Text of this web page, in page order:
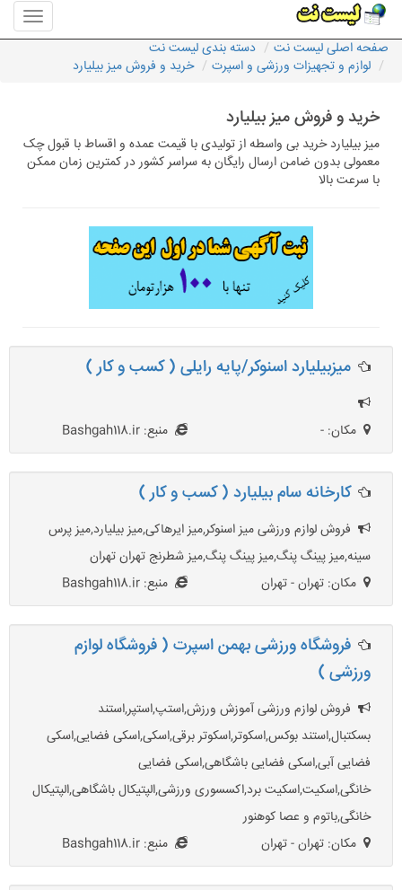
منوی
سایت
صفحه اصلی لیست نت
دسته بندی لیست نت
لوازم و تجهیزات ورزشی و اسپرت
خرید و فروش میز بیلیارد
خرید و فروش میز بیلیارد
میز بیلیارد خرید بی واسطه از تولیدی با قیمت عمده و اقساط با قبول چک
معمولی بدون ضامن ارسال رایگان به سراسر کشور در کمترین زمان ممکن
با سرعت بالا
میزبیلیارد اسنوکر/پایه رایلی ( کسب و کار )
مکان: - منبع: Bashgah118.ir
کارخانه سام بیلیارد ( کسب و کار )
فروش لوازم ورزشی میز اسنوکر,میز ایرهاکی,میز بیلیارد,میز پرس
سینه,میز پینگ پنگ,میز پینگ پنگ,میز شطرنج تهران تهران
مکان: تهران - تهران
منبع: Bashgah118.ir
فروشگاه ورزشی بهمن اسپرت ( فروشگاه لوازم
ورزشی )
فروش لوازم ورزشی آموزش ورزش,استپ,استپر,استند
بسکتبال,استند بوکس,اسکوتر,اسکوتر برقی,اسکی,اسکی فضایی,اسکی
فضایی آبی,اسکی فضایی باشگاهی,اسکی فضایی
خانگی,اسکیت,اسکیت برد,اکسسوری ورزشی,الپتیکال باشگاهی,الپتیکال
خانگی,باتوم و عصا کوهنور
مکان: تهران - تهران
منبع: Bashgah118.ir